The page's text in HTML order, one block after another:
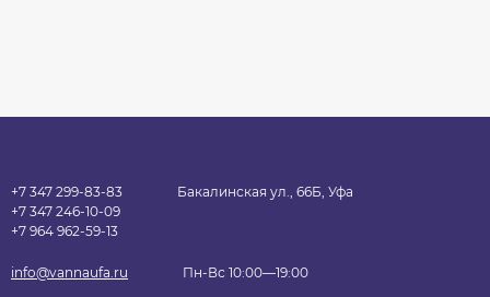
+7 347 299-83-83
+7 347 246-10-09
+7 964 962-59-13
Бакалинская ул., 66Б, Уфа
info@vannaufa.ru Пн-Вс 10:00—19:00